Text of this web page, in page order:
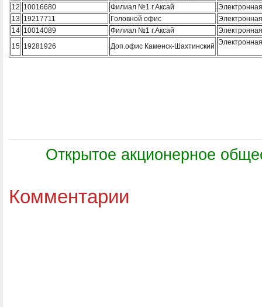
12 10016680 Филиал №1 г.Аксай
13 19217711 Головной офис
14 10014089 Филиал №1 г.Аксай
15 19281926 Доп.офис Каменск-Шахтинский
Открытое акционерное
Комментарии